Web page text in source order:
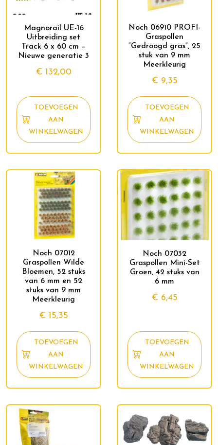
Magnorail UE-16
Uitbreiding set
Track 6 x 60 cm –
Nieuwe generatie 3
€ 132,00
TOEVOEGEN
AAN
WINKELWAGEN
Noch 06910 PROFI-
Graspollen
“Gedroogd gras”, 25
stuk van 9 mm
Meerkleurig
€ 9,35
TOEVOEGEN
AAN
WINKELWAGEN
Noch 07012
Graspollen Wilde
Bloemen, 52 stuks
van 6 mm en 52
stuks van 9 mm
Meerkleurig
€ 15,35
TOEVOEGEN
AAN
WINKELWAGEN
Noch 07032
Graspollen Mini-Set
Groen, 42 stuks van
6 mm
€ 6,45
TOEVOEGEN
AAN
WINKELWAGEN